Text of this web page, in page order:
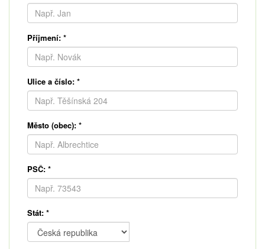
Příjmení: *
Ulice a číslo: *
Město (obec): *
PSČ: *
Stát: *